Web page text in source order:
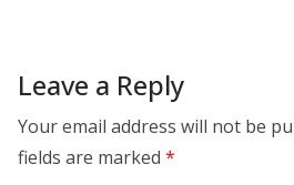
Leave a Reply
Your email address will not be
fields are marked *